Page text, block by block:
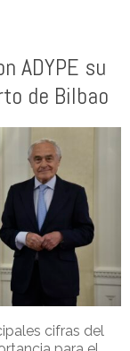
ADYPE su
de Bilbao
cifras del